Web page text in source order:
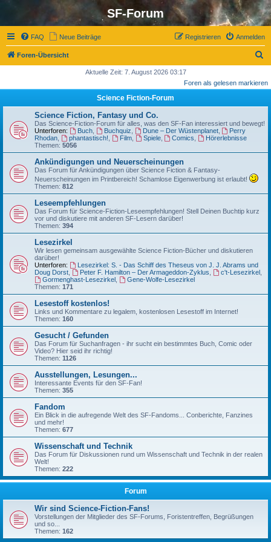
SF-Forum
FAQ Neue Beiträge Anmelden
Registrieren
Foren-Übersicht
c
Aktuelle Zeit: 7. August 2026 03:17
Foren als gelesen markieren
Science Fiction-Forum
Science Fiction, Fantasy und Co.
Das Science-Fiction-Forum für alles, was den SF-Fan interessiert und bewegt!
Unterforen:
Buch, Buchquiz Dune – Der Wüstenplanet,
Perry
Rhodan
phantastisch! Film, Spiele, Comics
Hörerlebnisse
Themen: 5056
Ankündigungen und Neuerscheinungen
Das Forum für Ankündigungen über Science Fiction & Fantasy-
Neuerscheinungen im Printbereich! Schamlose Eigenwerbung ist erlaubt!
Themen: 812
Leseempfehlungen
Das Forum für Science-Fiction-Leseempfehlungen! Stell Deinen Buchtip kurz
vor und diskutiere mit anderen SF-Lesern darüber!
Themen: 394
Lesezirkel
Wir lesen gemeinsam ausgewählte Science Fiction-Bücher und diskutieren
darüber!
Unterforen:
Lesezirkel: S. - Das Schiff des Theseus von J. J. Abrams und
Doug Dorst
Peter F. Hamilton – Der Armageddon-Zyklus c't-Lesezirkel,
Gormenghast-Lesezirkel,
Gene-Wolfe-Lesezirkel
Themen: 171
Lesestoff kostenlos!
Links und Kommentare zu legalem, kostenlosen Lesestoff im Internet!
Themen: 160
Gesucht / Gefunden
Das Forum für Suchanfragen - ihr sucht ein bestimmtes Buch, Comic oder
Video? Hier seid ihr richtig!
Themen: 1126
Ausstellungen, Lesungen...
Interessante Events für den SF-Fan!
Themen: 355
Fandom
Ein Blick in die aufregende Welt des SF-Fandoms... Conberichte, Fanzines
und mehr!
Themen: 677
Wissenschaft und Technik
Das Forum für Diskussionen rund um Wissenschaft und Technik in der realen
Welt!
Themen: 222
Forum
Wir sind Science-Fiction-Fans!
Vorstellungen der Mitglieder des SF-Forums, Foristentreffen, Begrüßungen
und so...
Themen: 162